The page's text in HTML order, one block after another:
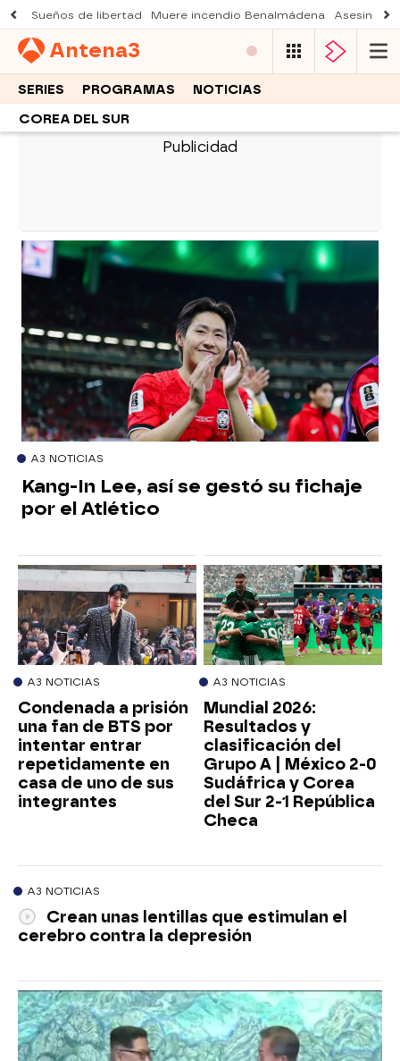
Sueños de libertad Muere incendio Benalmádena Asesinato
Antena3
SERIES PROGRAMAS NOTICIAS
COREA DEL SUR
A3 NOTICIAS
Kang-In Lee, así se gestó su fichaje
por el Atlético
A3 NOTICIAS
Condenada a prisión
una fan de BTS por
intentar entrar
repetidamente en
casa de uno de sus
integrantes
A3 NOTICIAS
Mundial 2026:
Resultados y
clasificación del
Grupo A | México 2-0
Sudáfrica y Corea
del Sur 2-1 República
Checa
A3 NOTICIAS
Crean unas lentillas que estimulan el
cerebro contra la depresión